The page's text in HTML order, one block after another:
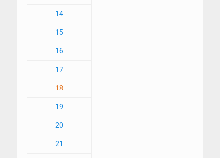
14
15
16
17
18
19
20
21